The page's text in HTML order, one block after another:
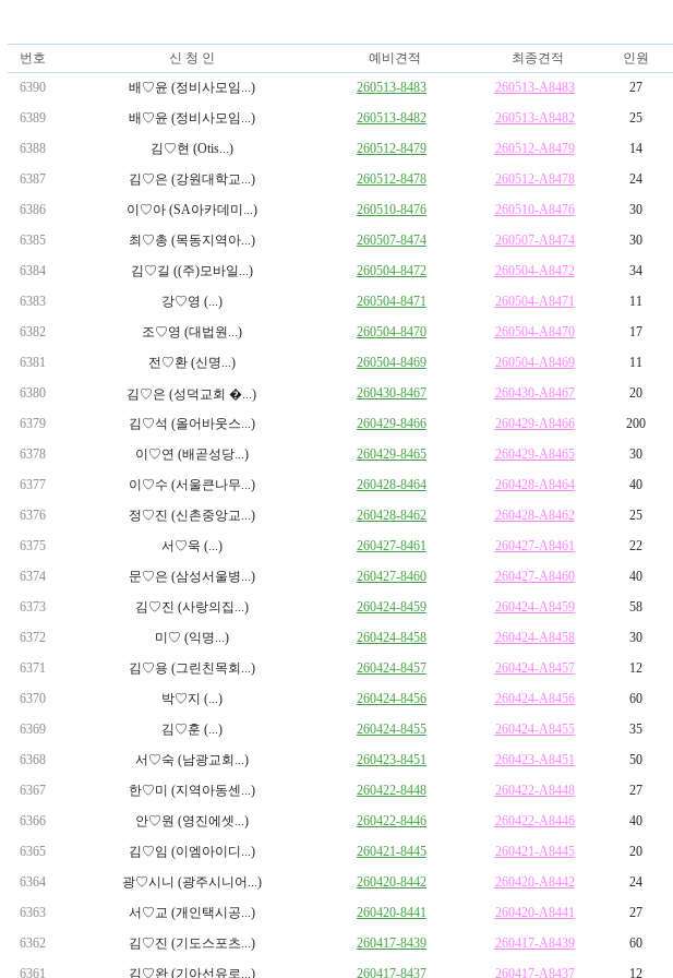
번호 신 청 인 예비견적 최종견적 인원
6390
배♡윤 (정비사모임...) 260513-8483 260513-A8483 27
6389 배♡윤 (정비사모임...) 260513-8482 260513-A8482 25
6388 김♡현 (Otis...) 260512-8479 260512-A8479 14
6387 김♡은 (강원대학교...) 260512-8478 260512-A8478 24
6386 이♡아 (SA아카데미...) 260510-8476 260510-A8476 30
6385 최♡총 (목동지역아...) 260507-8474 260507-A8474 30
6384 김♡길 ((주)모바일...) 260504-8472 260504-A8472 34
6383 강♡영 (...) 260504-8471 260504-A8471 11
6382 조♡영 (대법원...) 260504-8470 260504-A8470 17
6381 전♡환 (신명...) 260504-8469 260504-A8469 11
6380 김♡은 (성덕교회 �...) 260430-8467 260430-A8467 20
6379 김♡석 (올어바웃스...) 260429-8466 260429-A8466 200
6378 이♡연 (배곧성당...) 260429-8465 260429-A8465 30
6377 이♡수 (서울큰나무...) 260428-8464 260428-A8464 40
6376 정♡진 (신촌중앙교...) 260428-8462 260428-A8462 25
6375 서♡욱 (...) 260427-8461 260427-A8461 22
6374 문♡은 (삼성서울병...) 260427-8460 260427-A8460 40
6373 김♡진 (사랑의집...) 260424-8459 260424-A8459 58
6372 미♡ (익명...) 260424-8458 260424-A8458 30
6371 김♡용 (그린친목회...) 260424-8457 260424-A8457 12
6370 박♡지 (...) 260424-8456 260424-A8456 60
6369 김♡훈 (...) 260424-8455 260424-A8455 35
6368 서♡숙 (남광교회...) 260423-8451 260423-A8451 50
6367 한♡미 (지역아동센...) 260422-8448 260422-A8448 27
6366 안♡원 (영진에셋...) 260422-8446 260422-A8446 40
6365 김♡임 (이엠아이디...) 260421-8445 260421-A8445 20
6364 광♡시니 (광주시니어...) 260420-8442 260420-A8442 24
6363 서♡교 (개인택시공...) 260420-8441 260420-A8441 27
6362 김♡진 (기도스포츠...) 260417-8439 260417-A8439 60
6361 김♡완 (기아선유로...) 260417-8437 260417-A8437 12